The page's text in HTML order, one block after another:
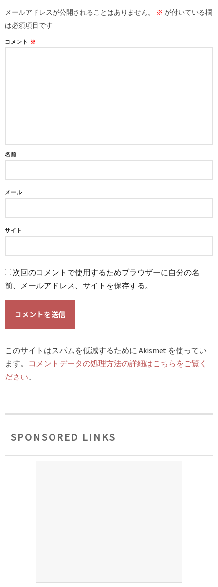
メールアドレスが公開されることはありません。 ※ が付いている欄
は必須項目です
コメント ※
名前
メール
サイト
次回のコメントで使用するためブラウザーに自分の名
前、メールアドレス、サイトを保存する。
このサイトはスパムを低減するために Akismet を使ってい
ます。 コメントデータの処理方法の詳細はこちらをご覧く
ださい。
SPONSORED LINKS